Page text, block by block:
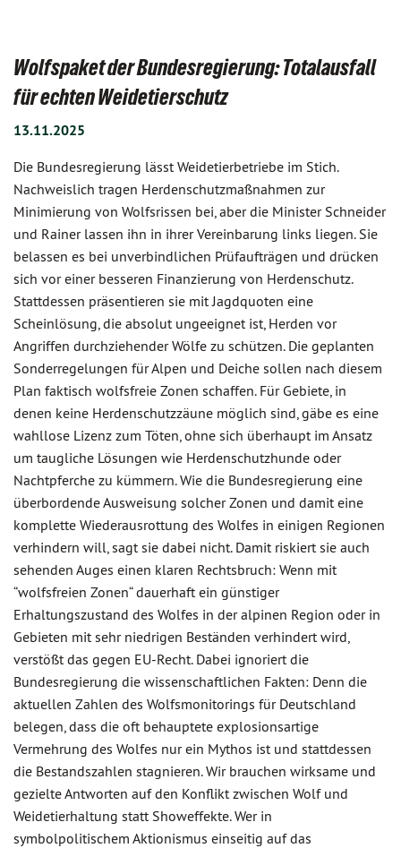
Wolfspaket der Bundesregierung: Totalausfall
für echten Weidetierschutz
13.11.2025
Die Bundesregierung lässt Weidetierbetriebe im Stich.
Nachweislich tragen Herdenschutzmaßnahmen zur
Minimierung von Wolfsrissen bei, aber die Minister Schneider
und Rainer lassen ihn in ihrer Vereinbarung links liegen. Sie
belassen es bei unverbindlichen Prüfaufträgen und drücken
sich vor einer besseren Finanzierung von Herdenschutz.
Stattdessen präsentieren sie mit Jagdquoten eine
Scheinlösung, die absolut ungeeignet ist, Herden vor
Angriffen durchziehender Wölfe zu schützen. Die geplanten
Sonderregelungen für Alpen und Deiche sollen nach diesem
Plan faktisch wolfsfreie Zonen schaffen. Für Gebiete, in
denen keine Herdenschutzzäune möglich sind, gäbe es eine
wahllose Lizenz zum Töten, ohne sich überhaupt im Ansatz
um taugliche Lösungen wie Herdenschutzhunde oder
Nachtpferche zu kümmern. Wie die Bundesregierung eine
überbordende Ausweisung solcher Zonen und damit eine
komplette Wiederausrottung des Wolfes in einigen Regionen
verhindern will, sagt sie dabei nicht. Damit riskiert sie auch
sehenden Auges einen klaren Rechtsbruch: Wenn mit
“wolfsfreien Zonen“ dauerhaft ein günstiger
Erhaltungszustand des Wolfes in der alpinen Region oder in
Gebieten mit sehr niedrigen Beständen verhindert wird,
verstößt das gegen EU-Recht. Dabei ignoriert die
Bundesregierung die wissenschaftlichen Fakten: Denn die
aktuellen Zahlen des Wolfsmonitorings für Deutschland
belegen, dass die oft behauptete explosionsartige
Vermehrung des Wolfes nur ein Mythos ist und stattdessen
die Bestandszahlen stagnieren. Wir brauchen wirksame und
gezielte Antworten auf den Konflikt zwischen Wolf und
Weidetierhaltung statt Showeffekte. Wer in
symbolpolitischem Aktionismus einseitig auf das